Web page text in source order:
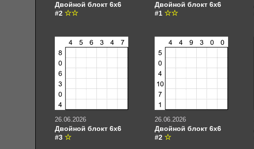
Двойной блокт 6х6
#2
Двойной блокт 6х6
#1
26.06.2026
Двойной блокт 6х6
#3
26.06.2026
Двойной блокт 6х6
#2